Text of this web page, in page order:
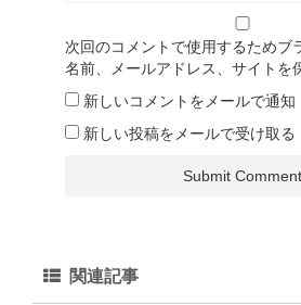
次回のコメントで使用するためブ
名前、メールアドレス、サイトを
新しいコメントをメールで通知
新しい投稿をメールで受け取る
関連記事